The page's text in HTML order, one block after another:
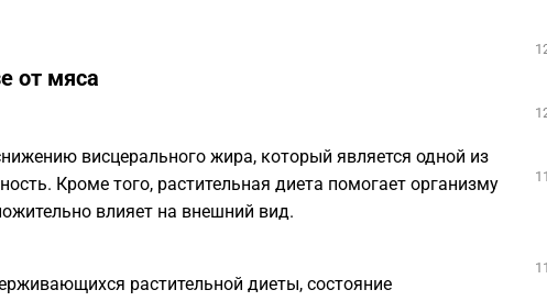
от мяса
висцерального жира, который является одной из
Кроме того, растительная диета помогает организму
влияет на внешний вид.
растительной диеты, состояние